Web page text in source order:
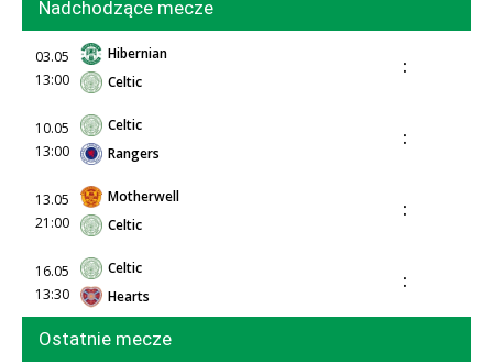
Nadchodzące mecze
03.05
13:00
Hibernian
Celtic
:
10.05
13:00
Celtic
Rangers
:
13.05
21:00
Motherwell
Celtic
:
16.05
13:30
Celtic
Hearts
:
Ostatnie mecze